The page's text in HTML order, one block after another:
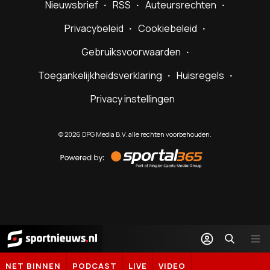
Nieuwsbrief RSS
Auteursrechten
Privacybeleid
Cookiebeleid
Gebruiksvoorwaarden
Toegankelijkheidsverklaring
Huisregels
Privacy instellingen
©2026 DPG Media B.V. alle rechten voorbehouden.
by
Sportal365
Sportnieuws.nl
NET BINNEN PODCAST LIVE VIDEO